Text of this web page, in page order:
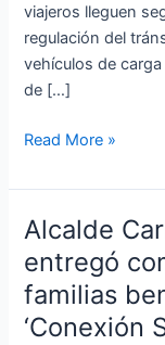
viajeros lleguen
regulación del
vehículos de
de […]
Read More »
Alcalde
entregó
familias
‘Conexión
Alcalde
Carlos
Fernando
Galán
entregó